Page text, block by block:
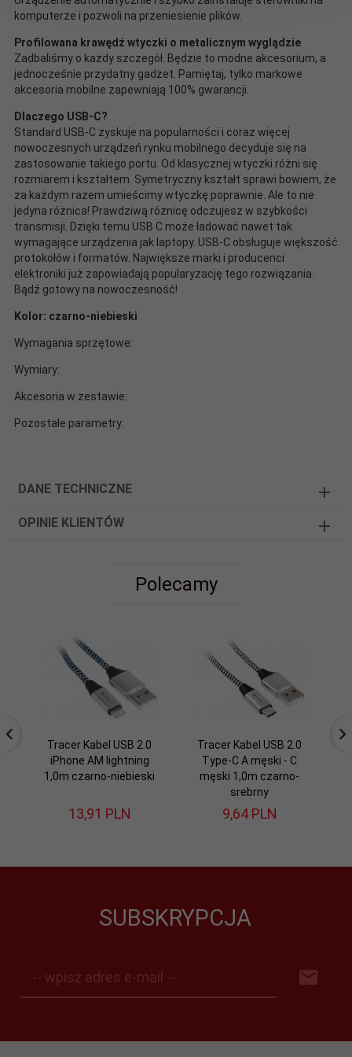
komputerze i pozwoli na przeniesienie plików.
Profilowana krawędź wtyczki o metalicznym wyglądzie
Zadbaliśmy o każdy szczegół. Będzie to modne akcesorium, a
jednocześnie przydatny gadżet. Pamiętaj, tylko markowe
akcesoria mobilne zapewniają 100% gwarancji.
Dlaczego USB-C?
Standard USB-C zyskuje na popularności i coraz więcej
nowoczesnych urządzeń rynku mobilnego decyduje się na
zastosowanie takiego portu. Od klasycznej wtyczki różni się
rozmiarem i kształtem. Symetryczny kształt sprawi bowiem, że
za każdym razem umieścimy wtyczkę poprawnie. Ale to nie
jedyna różnica! Prawdziwą różnicę odczujesz w szybkości
transmisji. Dzięki temu USB C może ładować nawet tak
wymagające urządzenia jak laptopy. USB-C obsługuje większość
protokołów i formatów. Największe marki i producenci
elektroniki już zapowiadają popularyzację tego rozwiązania.
Bądź gotowy na nowoczesność!
Kolor: czarno-niebieski
Wymagania sprzętowe:
Wymiary:
Akcesoria w zestawie:
Pozostałe parametry:
DANE TECHNICZNE
OPINIE KLIENTÓW
Polecamy
Tracer Kabel USB 2.0
iPhone AM lightning
1,0m czarno-niebieski
13,91 PLN
Tracer Kabel USB 2.0
Type-C A męski - C
męski 1,0m czarno-
srebrny
9,64 PLN
SUBSKRYPCJA
-- wpisz adres e-mail --